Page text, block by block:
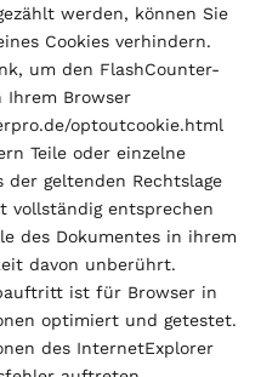
werden, können Sie
Cookies verhindern.
um den FlashCounter-
Ihrem Browser
optoutcookie.html
Teile oder einzelne
der geltenden Rechtslage
entsprechen
des Dokumentes in ihrem
davon unberührt.
ist für Browser in
optimiert und getestet.
des InternetExplorer